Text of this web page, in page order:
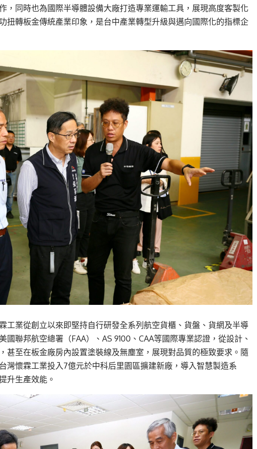
，同時也為國際半導體設備大廠打造專業運輸工具，展現高度客製化
扭轉板金傳統產業印象，是台中產業轉型升級與邁向國際化的指標企
工業從創立以來即堅持自行研發全系列航空貨櫃、貨盤、貨網及半導
聯邦航空總署（FAA）、AS 9100、CAA等國際專業認證，從設計、
甚至在板金廠房內設置塗裝線及無塵室，展現對品質的極致要求。隨
灣懷霖工業投入7億元於中科后里園區擴建新廠，導入智慧製造系
升生產效能。